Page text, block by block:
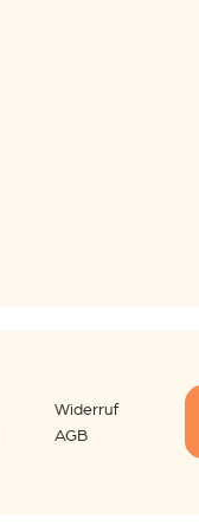
Widerruf
AGB